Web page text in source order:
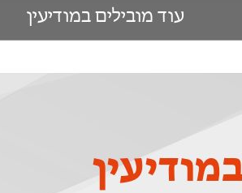
עוד מובילים במודיעין